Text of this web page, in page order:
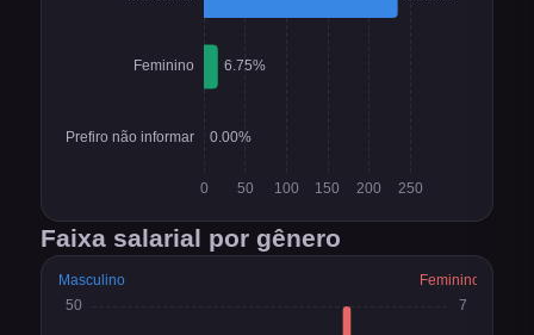
Faixa salarial por gênero